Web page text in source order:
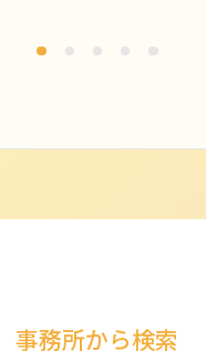
事務所から検索